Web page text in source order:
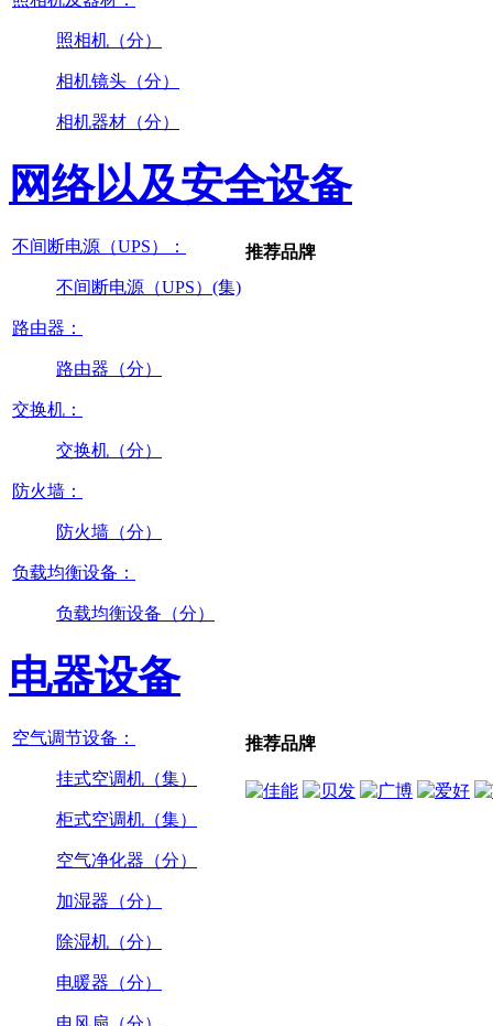
照相机（分）
相机镜头（分）
相机器材（分）
网络以及安全设备
不间断电源（UPS）：
不间断电源（UPS）(集)
路由器：
路由器（分）
交换机：
交换机（分）
防火墙：
防火墙（分）
负载均衡设备：
负载均衡设备（分）
推荐品牌
电器设备
空气调节设备：
挂式空调机（集）
柜式空调机（集）
空气净化器（分）
加湿器（分）
除湿机（分）
电暖器（分）
推荐品牌